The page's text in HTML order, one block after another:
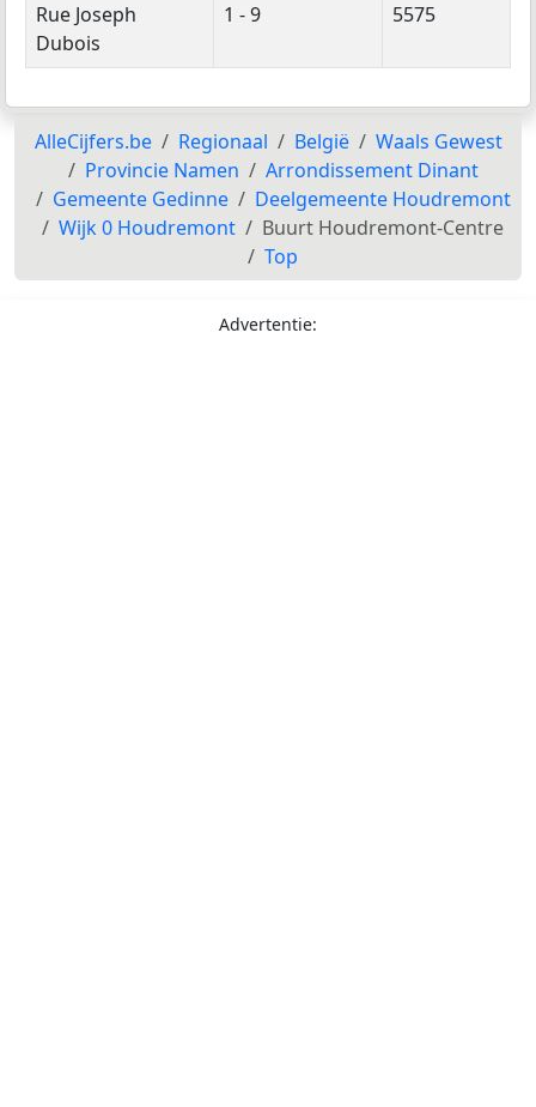
Rue Joseph
Dubois
1 - 9 5575
AlleCijfers.be Regionaal België
Waals Gewest
Provincie Namen
Arrondissement Dinant
Gemeente Gedinne
Deelgemeente Houdremont
Wijk 0 Houdremont
Buurt Houdremont-Centre
Top
Advertentie: